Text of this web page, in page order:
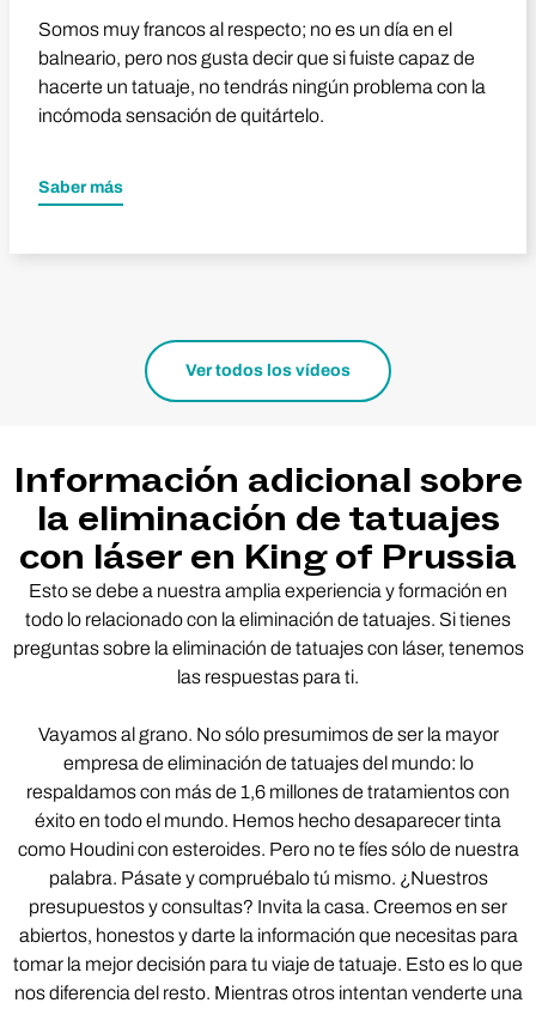
Somos muy francos al respecto; no es un día en el
balneario, pero nos gusta decir que si fuiste capaz de
hacerte un tatuaje, no tendrás ningún problema con la
incómoda sensación de quitártelo.
Saber más
Ver todos los vídeos
Información adicional sobre
la eliminación de tatuajes
con láser en King of Prussia
Esto se debe a nuestra amplia experiencia y formación en
todo lo relacionado con la eliminación de tatuajes. Si tienes
preguntas sobre la eliminación de tatuajes con láser, tenemos
las respuestas para ti.
Vayamos al grano. No sólo presumimos de ser la mayor
empresa de eliminación de tatuajes del mundo: lo
respaldamos con más de 1,6 millones de tratamientos con
éxito en todo el mundo. Hemos hecho desaparecer tinta
como Houdini con esteroides. Pero no te fíes sólo de nuestra
palabra. Pásate y compruébalo tú mismo. ¿Nuestros
presupuestos y consultas? Invita la casa. Creemos en ser
abiertos, honestos y darte la información que necesitas para
tomar la mejor decisión para tu viaje de tatuaje. Esto es lo que
nos diferencia del resto. Mientras otros intentan venderte una